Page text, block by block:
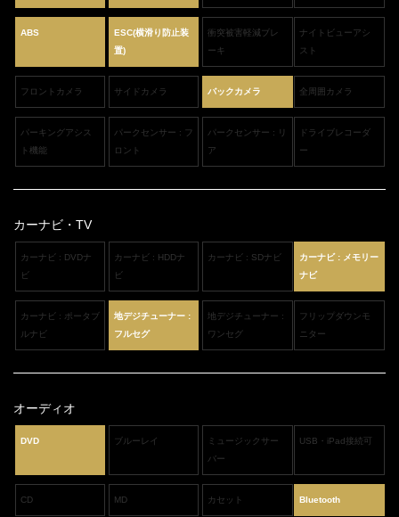
ABS
ESC(横滑り防止装
置)
衝突被害軽減ブレ
ーキ
ナイトビューアシ
スト
フロントカメラ サイドカメラ バックカメラ 全周囲カメラ
パーキングアシス
ト機能
パークセンサー : フ
ロント
パークセンサー : リ
ア
ドライブレコーダ
ー
カーナビ・TV
カーナビ : DVDナ
ビ
カーナビ : HDDナ
ビ
カーナビ : SDナビ
カーナビ : メモリー
ナビ
カーナビ : ポータブ
ルナビ
地デジチューナー :
フルセグ
地デジチューナー :
ワンセグ
フリップダウンモ
ニター
オーディオ
DVD ブルーレイ
ミュージックサー
バー
USB・iPad接続可
CD MD カセット Bluetooth